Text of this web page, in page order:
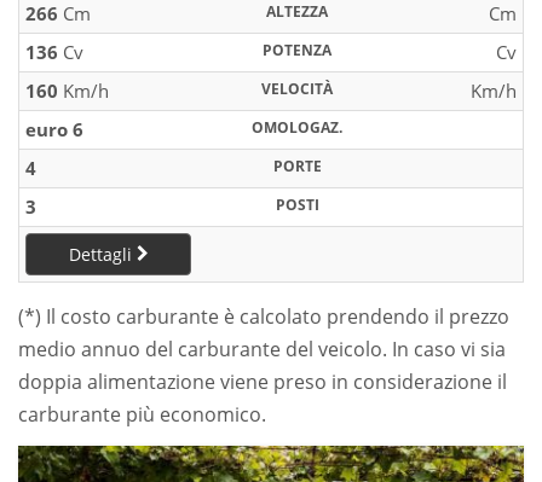
266 Cm ALTEZZA
Cm
136 Cv POTENZA
Cv
160 Km/h VELOCITÀ
Km/h
euro 6
OMOLOGAZ.
4 PORTE
3 POSTI
Dettagli
(*) Il costo carburante è calcolato prendendo il prezzo
medio annuo del carburante del veicolo. In caso vi sia
doppia alimentazione viene preso in considerazione il
carburante più economico.